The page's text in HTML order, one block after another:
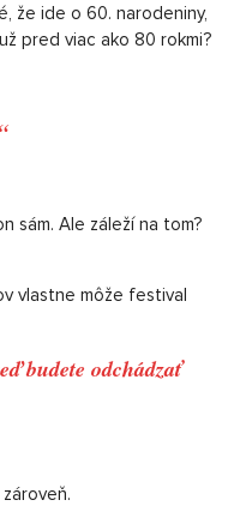
že ide o 60. narodeniny,
pred viac ako 80 rokmi?
sám. Ale záleží na tom?
vlastne môže festival
budete odchádzať